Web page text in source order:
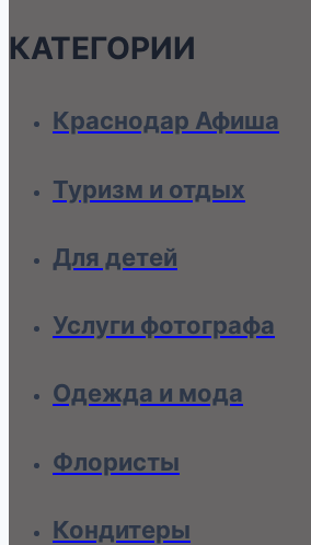
КАТЕГОРИИ
Краснодар Афиша
Туризм и отдых
Для детей
Услуги фотографа
Одежда и мода
Флористы
Кондитеры